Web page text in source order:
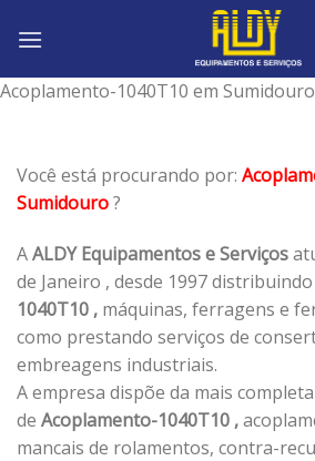
Acoplamento-1040T10 em Sumidouro
Você está procurando por:
Sumidouro?
AALDY Equipamentos e Serviços
de Janeiro , desde 1997 distribuindo
1040T10 , máquinas, ferragens e
como prestando serviços de
embreagens industriais.
A empresa dispõe da mais
de Acoplamento-1040T10 ,
mancais de rolamentos, contra-